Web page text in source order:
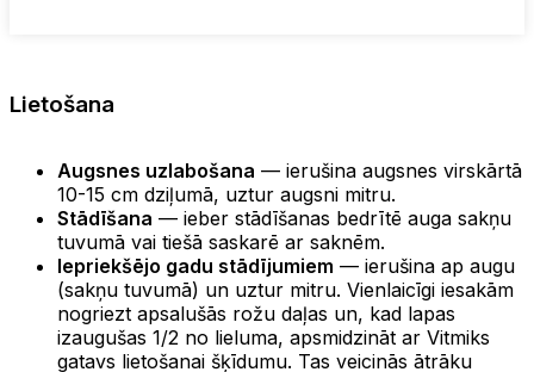
Lietošana
Augsnes uzlabošana — ierušina augsnes virskārtā
10-15 cm dziļumā, uztur augsni mitru.
Stādīšana — ieber stādīšanas bedrītē auga sakņu
tuvumā vai tiešā saskarē ar saknēm.
Iepriekšējo gadu stādījumiem — ierušina ap augu
(sakņu tuvumā) un uztur mitru. Vienlaicīgi iesakām
nogriezt apsalušās rožu daļas un, kad lapas
izaugušas 1/2 no lieluma, apsmidzināt ar Vitmiks
gatavs lietošanai šķīdumu. Tas veicinās ātrāku